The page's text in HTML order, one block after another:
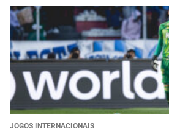
JOGOS INTERNACIONAIS